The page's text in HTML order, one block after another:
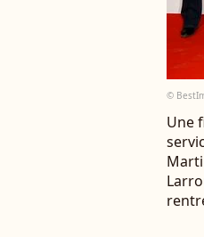
©
Une